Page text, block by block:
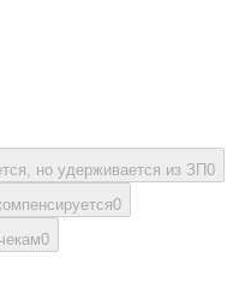
но удерживается из ЗП0
0
0